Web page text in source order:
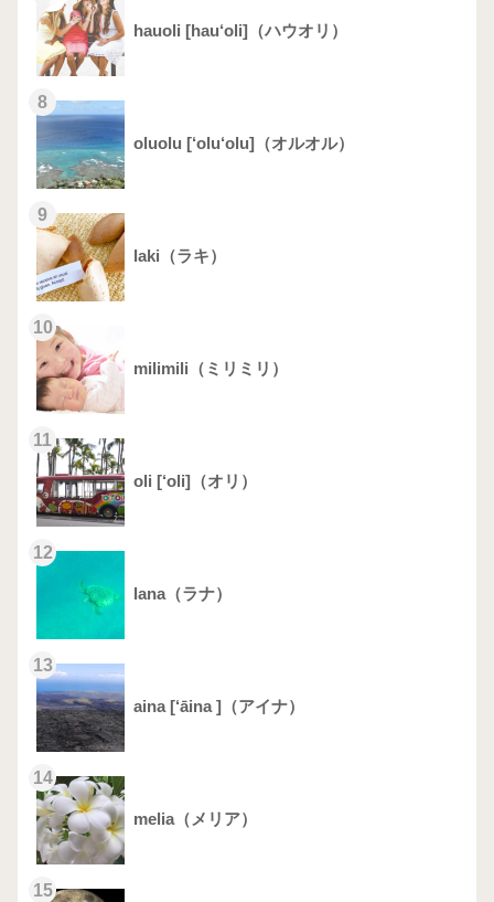
hauoli [hau‘oli]（ハウオリ）
8
oluolu [‘olu‘olu]（オルオル）
9
laki（ラキ）
10
milimili（ミリミリ）
11
oli [‘oli]（オリ）
12
lana（ラナ）
13
aina [‘āina ]（アイナ）
14
melia（メリア）
15